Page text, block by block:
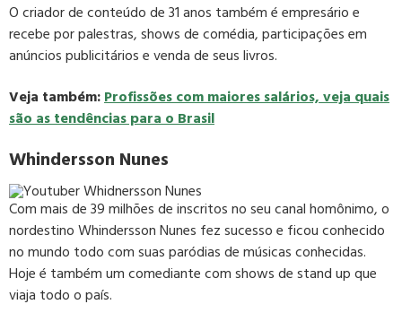
O criador de conteúdo de 31 anos também é empresário e
recebe por palestras, shows de comédia, participações em
anúncios publicitários e venda de seus livros.
Veja também:Profissões com maiores salários, veja quais
são as tendências para o Brasil
Whindersson Nunes
Com mais de 39 milhões de inscritos no seu canal homônimo, o
nordestino Whindersson Nunes fez sucesso e ficou conhecido
no mundo todo com suas paródias de músicas conhecidas.
Hoje é também um comediante com shows de stand up que
viaja todo o país.